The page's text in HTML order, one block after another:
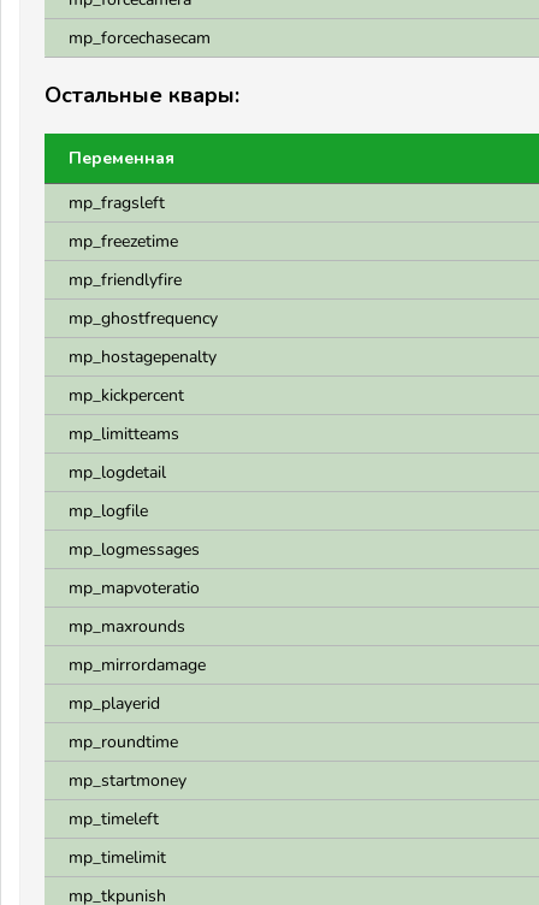
mp_forcechasecam
Остальные квары:
Переменная
mp_fragsleft
mp_freezetime
mp_friendlyfire
mp_ghostfrequency
mp_hostagepenalty
mp_kickpercent
mp_limitteams
mp_logdetail
mp_logfile
mp_logmessages
mp_mapvoteratio
mp_maxrounds
mp_mirrordamage
mp_playerid
mp_roundtime
mp_startmoney
mp_timeleft
mp_timelimit
mp_tkpunish